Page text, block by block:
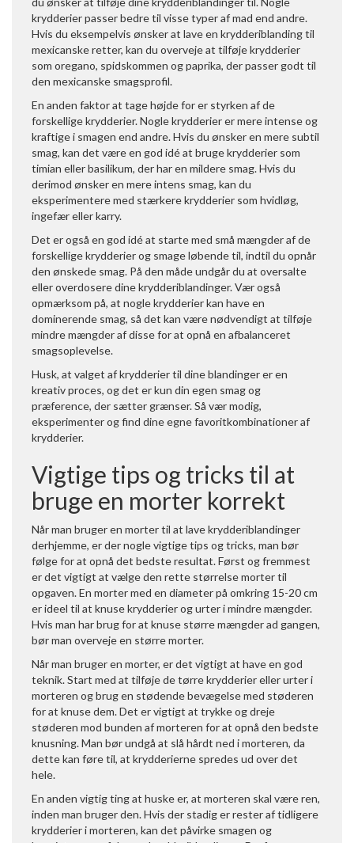
krydderier passer bedre til visse typer af mad end andre.
Hvis du eksempelvis ønsker at lave en krydderiblanding til
mexicanske retter, kan du overveje at tilføje krydderier
som oregano, spidskommen og paprika, der passer godt til
den mexicanske smagsprofil.
En anden faktor at tage højde for er styrken af de
forskellige krydderier. Nogle krydderier er mere intense og
kraftige i smagen end andre. Hvis du ønsker en mere subtil
smag, kan det være en god idé at bruge krydderier som
timian eller basilikum, der har en mildere smag. Hvis du
derimod ønsker en mere intens smag, kan du
eksperimentere med stærkere krydderier som hvidløg,
ingefær eller karry.
Det er også en god idé at starte med små mængder af de
forskellige krydderier og smage løbende til, indtil du opnår
den ønskede smag. På den måde undgår du at oversalte
eller overdosere dine krydderiblandinger. Vær også
opmærksom på, at nogle krydderier kan have en
dominerende smag, så det kan være nødvendigt at tilføje
mindre mængder af disse for at opnå en afbalanceret
smagsoplevelse.
Husk, at valget af krydderier til dine blandinger er en
kreativ proces, og det er kun din egen smag og
præference, der sætter grænser. Så vær modig,
eksperimenter og find dine egne favoritkombinationer af
krydderier.
Vigtige tips og tricks til at
bruge en morter korrekt
Når man bruger en morter til at lave krydderiblandinger
derhjemme, er der nogle vigtige tips og tricks, man bør
følge for at opnå det bedste resultat. Først og fremmest
er det vigtigt at vælge den rette størrelse morter til
opgaven. En morter med en diameter på omkring 15-20 cm
er ideel til at knuse krydderier og urter i mindre mængder.
Hvis man har brug for at knuse større mængder ad gangen,
bør man overveje en større morter.
Når man bruger en morter, er det vigtigt at have en god
teknik. Start med at tilføje de tørre krydderier eller urter i
morteren og brug en stødende bevægelse med støderen
for at knuse dem. Det er vigtigt at trykke og dreje
støderen mod bunden af morteren for at opnå den bedste
knusning. Man bør undgå at slå hårdt ned i morteren, da
dette kan føre til, at krydderierne spredes ud over det
hele.
En anden vigtig ting at huske er, at morteren skal være ren,
inden man bruger den. Hvis der stadig er rester af tidligere
krydderier i morteren, kan det påvirke smagen og